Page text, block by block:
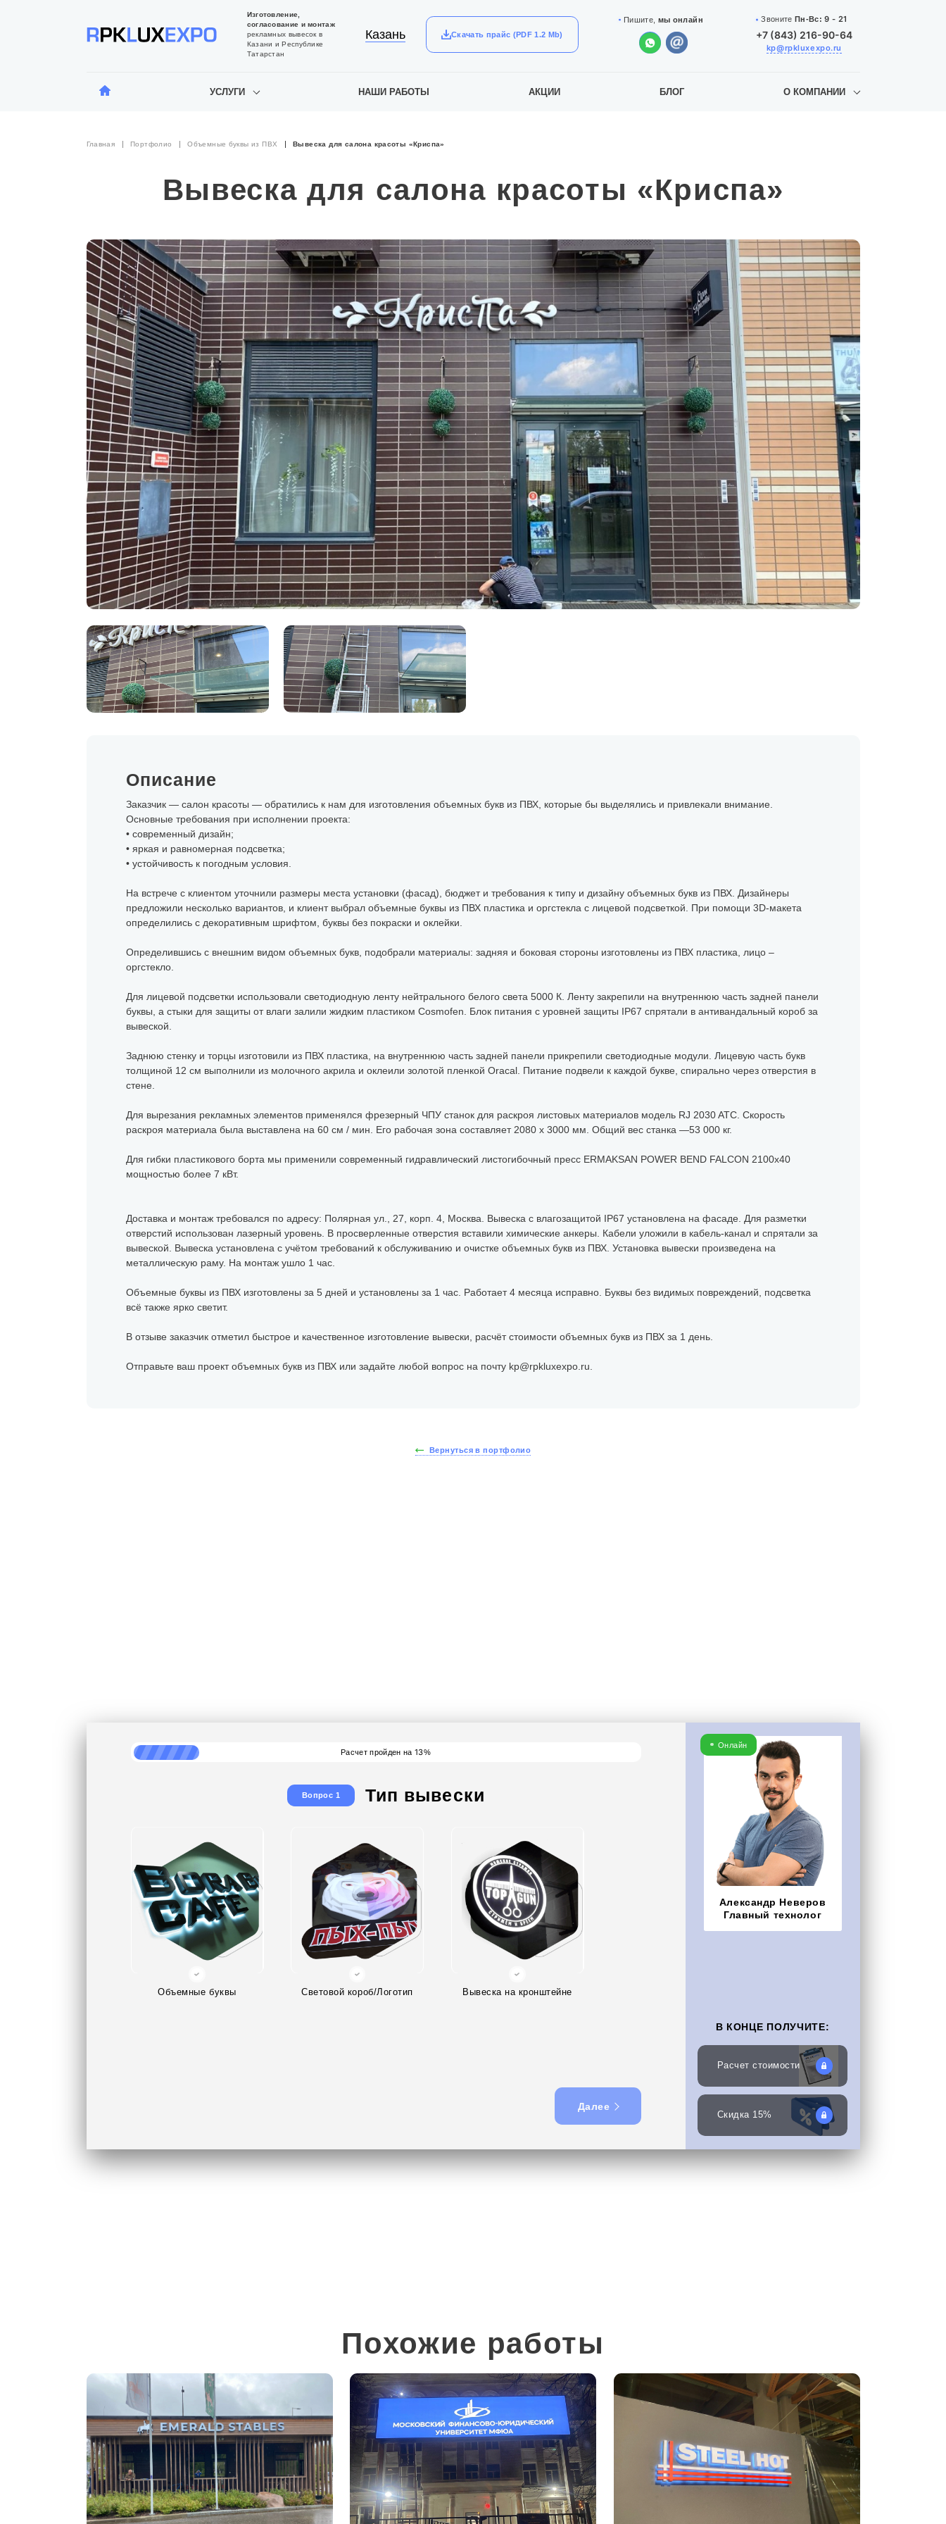
Изготовление,
согласование и монтаж
рекламных вывесок в
Казани и Республике
Татарстан
Казань Скачать прайс (PDF 1.2 Mb)
Пишите, мы онлайн Звоните Пн-Вс:9 - 21
+7 (843) 216-90-64
kp@rpkluxexpo.ru
УСЛУГИ НАШИ РАБОТЫ АКЦИИ БЛОГ О КОМПАНИИ
Главная Портфолио Объемные буквы из ПВХ Вывеска для салона красоты «Криспа»
Вывеска для салона красоты «Криспа»
Описание
Заказчик — салон красоты — обратились к нам для изготовления объемных букв из ПВХ, которые бы выделялись и привлекали внимание.
Основные требования при исполнении проекта:
• современный дизайн;
• яркая и равномерная подсветка;
• устойчивость к погодным условия.
На встрече с клиентом уточнили размеры места установки (фасад), бюджет и требования к типу и дизайну объемных букв из ПВХ. Дизайнеры
предложили несколько вариантов, и клиент выбрал объемные буквы из ПВХ пластика и оргстекла с лицевой подсветкой. При помощи 3D-макета
определились с декоративным шрифтом, буквы без покраски и оклейки.
Определившись с внешним видом объемных букв, подобрали материалы: задняя и боковая стороны изготовлены из ПВХ пластика, лицо –
оргстекло.
Для лицевой подсветки использовали светодиодную ленту нейтрального белого света 5000 К. Ленту закрепили на внутреннюю часть задней панели
буквы, а стыки для защиты от влаги залили жидким пластиком Cosmofen. Блок питания с уровней защиты IP67 спрятали в антивандальный короб за
вывеской.
Заднюю стенку и торцы изготовили из ПВХ пластика, на внутреннюю часть задней панели прикрепили светодиодные модули. Лицевую часть букв
толщиной 12 см выполнили из молочного акрила и оклеили золотой пленкой Oracal. Питание подвели к каждой букве, спирально через отверстия в
стене.
Для вырезания рекламных элементов применялся фрезерный ЧПУ станок для раскроя листовых материалов модель RJ 2030 ATC. Скорость
раскроя материала была выставлена на 60 см / мин. Его рабочая зона составляет 2080 х 3000 мм. Общий вес станка —53 000 кг.
Для гибки пластикового борта мы применили современный гидравлический листогибочный пресс ERMAKSAN POWER BEND FALCON 2100x40
мощностью более 7 кВт.
Доставка и монтаж требовался по адресу: Полярная ул., 27, корп. 4, Москва. Вывеска с влагозащитой IP67 установлена на фасаде. Для разметки
отверстий использован лазерный уровень. В просверленные отверстия вставили химические анкеры. Кабели уложили в кабель-канал и спрятали за
вывеской. Вывеска установлена с учётом требований к обслуживанию и очистке объемных букв из ПВХ. Установка вывески произведена на
металлическую раму. На монтаж ушло 1 час.
Объемные буквы из ПВХ изготовлены за 5 дней и установлены за 1 час. Работает 4 месяца исправно. Буквы без видимых повреждений, подсветка
всё также ярко светит.
В отзыве заказчик отметил быстрое и качественное изготовление вывески, расчёт стоимости объемных букв из ПВХ за 1 день.
Отправьте ваш проект объемных букв из ПВХ или задайте любой вопрос на почту kp@rpkluxexpo.ru.
Вернуться в портфолио
Расчет пройден на13%
Вопрос 1 Тип вывески
Объемные буквы Световой короб/Логотип Вывеска на кронштейне
Далее
Онлайн
Александр Неверов
Главный технолог
В КОНЦЕ ПОЛУЧИТЕ:
Расчет стоимости
Скидка 15%
Похожие работы